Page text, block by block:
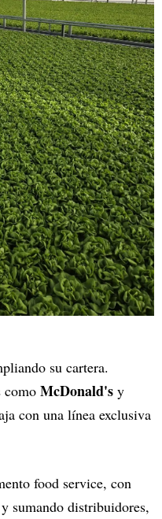
su cartera.
como McDonald's y
con una línea exclusiva
food service, con
sumando distribuidores,